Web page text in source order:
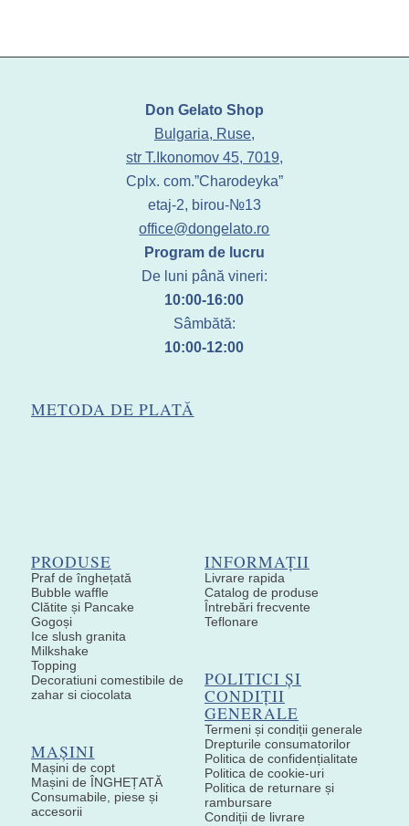
Don Gelato Shop
Bulgaria, Ruse,
str T.Ikonomov 45, 7019,
Cplx. com.”Charodeyka”
etaj-2, birou-№13
office@dongelato.ro
Program de lucru
De luni până vineri:
10:00-16:00
Sâmbătă:
10:00-12:00
METODA DE PLATĂ
PRODUSE
Praf de înghețată
Bubble waffle
Clătite și Pancake
Gogoși
Ice slush granita
Milkshake
Topping
Decoratiuni comestibile de
zahar si ciocolata
MAȘINI
Mașini de copt
Mașini de ÎNGHEȚATĂ
Consumabile, piese și
accesorii
INFORMAȚII
Livrare rapida
Catalog de produse
Întrebări frecvente
Teflonare
POLITICI ȘI
CONDIȚII
GENERALE
Termeni și condiții generale
Drepturile consumatorilor
Politica de confidențialitate
Politica de cookie-uri
Politica de returnare și
rambursare
Condiții de livrare